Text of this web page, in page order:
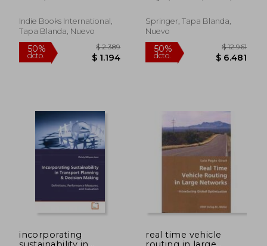
Drive Urgency,
Performance, and
Indie Books International,
Tapa Blanda, Nuevo
Springer, Tapa Blanda,
Nuevo
incorporating
real time vehicle